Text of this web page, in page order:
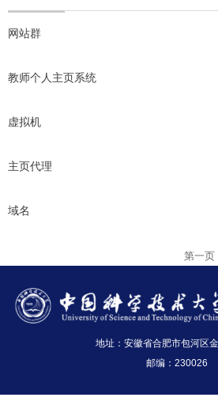
网站群
教师个人主页系统
虚拟机
主页代理
域名
第一页
地址：安徽省合肥市包河区
邮编：230026